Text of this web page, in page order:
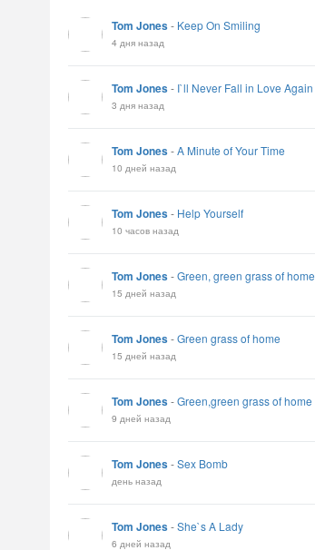
Tom Jones- Keep On Smiling
4 дня назад
Tom Jones- I`ll Never Fall in Love Again
3 дня назад
Tom Jones-A Minute of Your Time
10 дней назад
Tom Jones- Help Yourself
10 часов назад
Tom Jones-Green, green grass of home
15 дней назад
Tom Jones-Green grass of home
15 дней назад
Tom Jones-Green,green grass of home
9 дней назад
Tom Jones-Sex Bomb
день назад
Tom Jones-She`s A Lady
6 дней назад